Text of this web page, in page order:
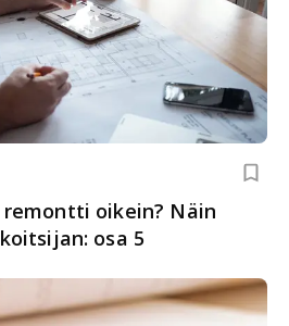
oikein? Näin
osa 5